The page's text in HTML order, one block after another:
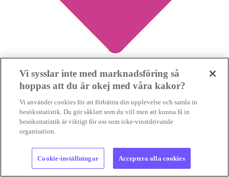
Dålig affär att ersätta utsläppsminskningar i EU
med klimatkrediter
UTSLÄPPSHANDELDet är inte fel när EU finansiera
klimatinsatser i andra delar av världen. Men om satsningarna
minskar omställningstrycket inom unionen...
Vi sysslar inte med marknadsföring så
hoppas att du är okej med våra kakor?
Vi använder cookies för att förbättra din upplevelse och samla in
besöksstatistik. Du gör såklart som du vill men att kunna få in
besöksstatistik är viktigt för oss som icke-vinstdrivande
organisation.
Cookie-inställningar Acceptera alla cookies